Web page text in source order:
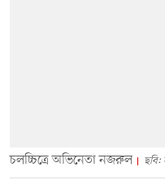
চলচ্চিত্রে অভিনেতা নজরুল ছবি: